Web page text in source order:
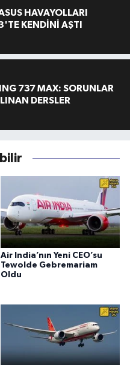
HAVAYOLLARI
KENDİNİ AŞTI
737 MAX: SORUNLAR
DERSLER
Air India’nın Yeni CEO’su
Tewolde Gebremariam
Oldu